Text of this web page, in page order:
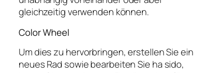
gleichzeitig verwenden können.
Color Wheel
Um dies zu hervorbringen, erstellen Sie ein
neues Rad sowie bearbeiten Sie ha sido,